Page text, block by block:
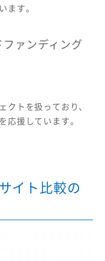
ます。
ァンディング
クトを扱っており、
応援しています。
イト比較の